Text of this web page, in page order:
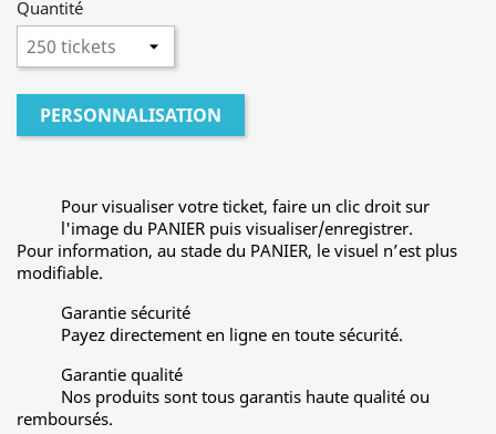
Quantité
PERSONNALISATION
Pour visualiser votre ticket, faire un clic droit sur
l'image du PANIER puis visualiser/enregistrer.
Pour information, au stade du PANIER, le visuel n’est plus
modifiable.
Garantie sécurité
Payez directement en ligne en toute sécurité.
Garantie qualité
Nos produits sont tous garantis haute qualité ou
remboursés.